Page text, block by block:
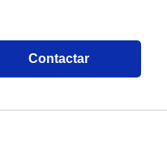
Contactar